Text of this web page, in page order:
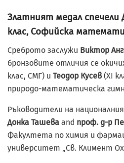
Златният медал спечели
клас, Софийска
Среброто заслужи Виктор
бронзовите отличия се
клас, СМГ) и Теодор Кусев (XI
природо-математическа
Ръководители на
Донка Ташева and проф. д-р
Факултета по химия и
университет „Св. Климент